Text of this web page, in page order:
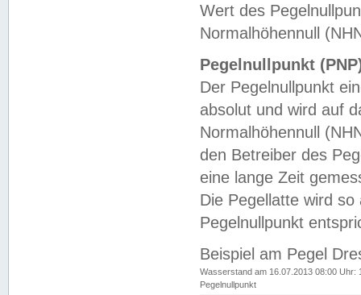
Wert des
Normalhöhennull
Pegelnullpunkt
Der Pegelnullpunkt
absolut und wird auf
Normalhöhennull
den Betreiber des
eine lange Zeit
Die Pegellatte wird
Pegelnullpunkt
Beispiel am Pegel
Wasserstand am 16.07.2013 08:00 Uhr:
Pegelnullpunkt